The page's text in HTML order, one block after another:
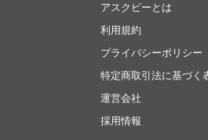
アスクビーとは
利用規約
プライバシーポリシー
特定商取引法に基づく
運営会社
採用情報